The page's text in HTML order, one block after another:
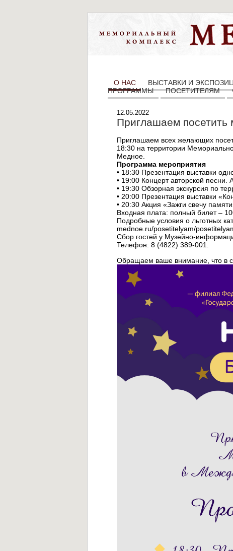
О НАС ВЫСТАВКИ И
ПРОГРАММЫ
ПОСЕТИТЕЛЯМ
12.05.2022
Приглашаем
Приглашаем всех желающих
18:30 на территории
Медное.
Программа мероприятия
• 18:30 Презентация выставки
• 19:00 Концерт авторской песни.
• 19:30 Обзорная экскурсия по
• 20:00 Презентация выставки
• 20:30 Акция «Зажги свечу
Входная плата: полный билет –
Подробные условия о льготных
mednoe.ru/posetitelyam/
Сбор гостей у Музейно-
Телефон: 8 (4822) 389-001.
Обращаем ваше внимание, что в